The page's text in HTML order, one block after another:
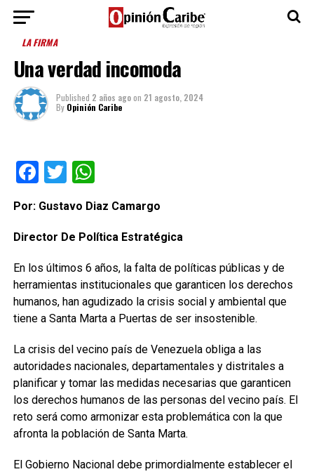
LA FIRMA
Una verdad incomoda
Published 2 años agoon 21 agosto, 2024
By Opinión Caribe
Facebook
TwitterWhatsApp
Por: Gustavo Diaz Camargo
Director De Política Estratégica
En los últimos 6 años, la falta de políticas públicas y de
herramientas institucionales que garanticen los derechos
humanos, han agudizado la crisis social y ambiental que
tiene a Santa Marta a Puertas de ser insostenible.
La crisis del vecino país de Venezuela obliga a las
autoridades nacionales, departamentales y distritales a
planificar y tomar las medidas necesarias que garanticen
los derechos humanos de las personas del vecino país. El
reto será como armonizar esta problemática con la que
afronta la población de Santa Marta.
El Gobierno Nacional debe primordialmente establecer el